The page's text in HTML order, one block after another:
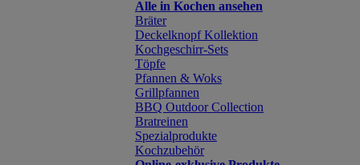
Alle in Kochen ansehen
Bräter
Deckelknopf Kollektion
Kochgeschirr-Sets
Töpfe
Pfannen & Woks
Grillpfannen
BBQ Outdoor Collection
Bratreinen
Spezialprodukte
Kochzubehör